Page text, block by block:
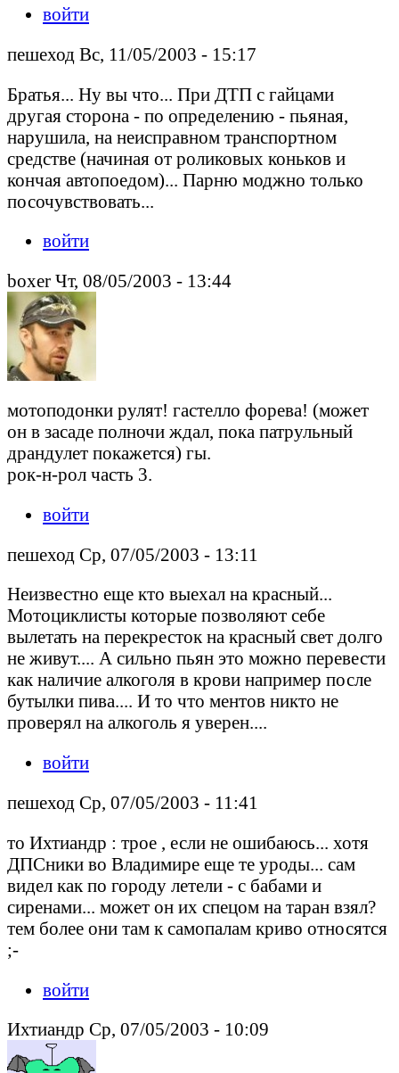
войти
пешеход Вс, 11/05/2003 - 15:17
Братья... Ну вы что... При ДТП с гайцами
другая сторона - по определению - пьяная,
нарушила, на неисправном транспортном
средстве (начиная от роликовых коньков и
кончая автопоедом)... Парню моджно только
посочувствовать...
войти
boxer Чт, 08/05/2003 - 13:44
мотоподонки рулят! гастелло форева! (может
он в засаде полночи ждал, пока патрульный
драндулет покажется) гы.
рок-н-рол часть 3.
войти
пешеход Ср, 07/05/2003 - 13:11
Неизвестно еще кто выехал на красный...
Мотоциклисты которые позволяют себе
вылетать на перекресток на красный свет долго
не живут.... А сильно пьян это можно перевести
как наличие алкоголя в крови например после
бутылки пива.... И то что ментов никто не
проверял на алкоголь я уверен....
войти
пешеход Ср, 07/05/2003 - 11:41
то Ихтиандр : трое , если не ошибаюсь... хотя
ДПСники во Владимире еще те уроды... сам
видел как по городу летели - с бабами и
сиренами... может он их спецом на таран взял?
тем более они там к самопалам криво относятся
;-
войти
Ихтиандр Ср, 07/05/2003 - 10:09